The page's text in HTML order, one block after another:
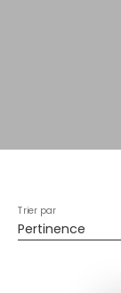
Pertinence
Trier par